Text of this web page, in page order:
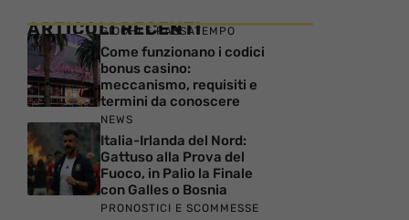
ARTICOLI RECENTI
GIOCHI E PASSATEMPO
Come funzionano i codici
bonus casino:
meccanismo, requisiti e
termini da conoscere
NEWS
Italia-Irlanda del Nord:
Gattuso alla Prova del
Fuoco, in Palio la Finale
con Galles o Bosnia
PRONOSTICI E SCOMMESSE